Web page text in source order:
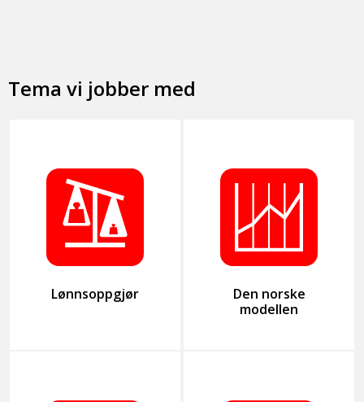
Tema vi jobber med
Lønnsoppgjør
Den norske
modellen